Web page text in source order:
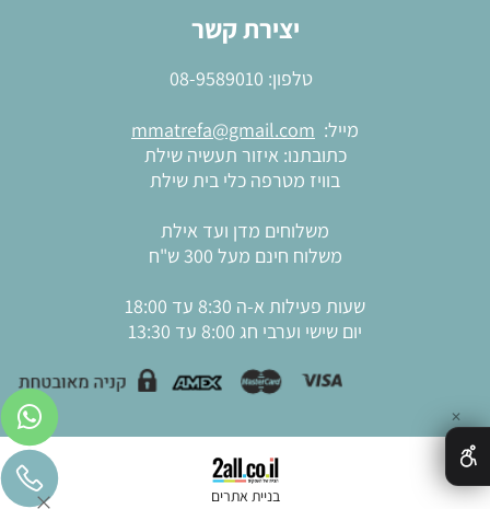
יצירת קשר
טלפון: 08-9589010
מייל: mmatrefa@gmail.com
כתובתנו: איזור תעשיה שילת
בוויז מטרפה כלי בית שילת
משלוחים מדן ועד אילת
משלוח חינם מעל 300 ש"ח
שעות פעילות א-ה 8:30 עד 18:00
יום שישי וערבי חג 8:00 עד 13:30
בניית אתרים
✕